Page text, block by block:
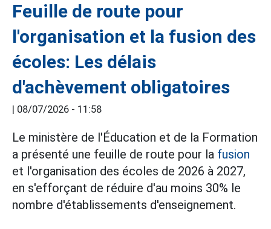
Feuille de route pour
l'organisation et la fusion des
écoles: Les délais
d'achèvement obligatoires
| 08/07/2026 - 11:58
Le ministère de l'Éducation et de la Formation
a présenté une feuille de route pour la fusion
et l'organisation des écoles de 2026 à 2027,
en s'efforçant de réduire d'au moins 30% le
nombre d'établissements d'enseignement.